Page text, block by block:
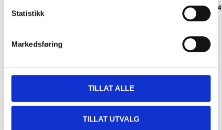
Statistikk
Markedsføring
TILLAT ALLE
TILLAT UTVALG
40-602
Relaterte produkter